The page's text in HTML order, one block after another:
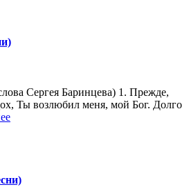
Сергея Баринцева) 1. Прежде,
Ты возлюбил меня, мой Бог. Долго